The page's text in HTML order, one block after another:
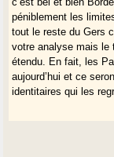
péniblement les
tout le reste du Gers
votre analyse mais le
étendu. En fait, les
aujourd’hui et ce
identitaires qui les